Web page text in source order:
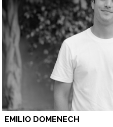
EMILIO DOMENECH